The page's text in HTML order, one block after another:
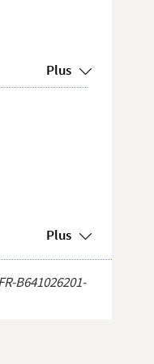
Plus
Plus
B641026201-